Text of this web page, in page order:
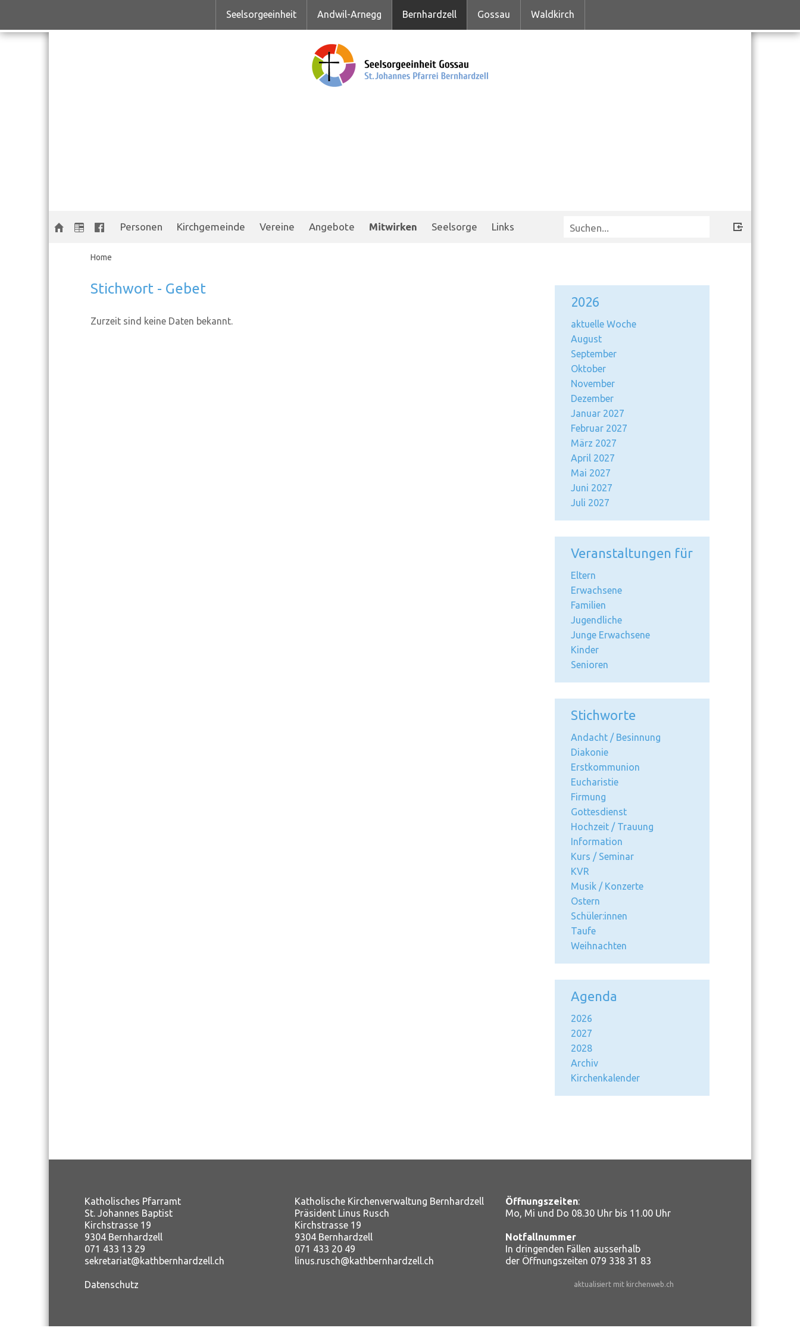
Seelsorgeeinheit Andwil-Arnegg Bernhardzell Gossau Waldkirch
Personen Kirchgemeinde Vereine Angebote Mitwirken Seelsorge Links
Home
2026
aktuelle Woche
August
September
Oktober
November
Dezember
Januar 2027
Februar 2027
März 2027
April 2027
Mai 2027
Juni 2027
Juli 2027
Veranstaltungen für
Eltern
Erwachsene
Familien
Jugendliche
Junge Erwachsene
Kinder
Senioren
Stichworte
Andacht / Besinnung
Diakonie
Erstkommunion
Eucharistie
Firmung
Gottesdienst
Hochzeit / Trauung
Information
Kurs / Seminar
KVR
Musik / Konzerte
Ostern
Schüler:innen
Taufe
Weihnachten
Agenda
2026
2027
2028
Archiv
Kirchenkalender
Stichwort - Gebet
Zurzeit sind keine Daten bekannt.
Katholisches Pfarramt
St. Johannes Baptist
Kirchstrasse 19
9304 Bernhardzell
071 433 13 29
sekretariat@kathbernhardzell.ch
Datenschutz
Katholische Kirchenverwaltung Bernhardzell
Präsident Linus Rusch
Kirchstrasse 19
9304 Bernhardzell
071 433 20 49
linus.rusch@kathbernhardzell.ch
Öffnungszeiten:
Mo, Mi und Do 08.30 Uhr bis 11.00 Uhr
Notfallnummer
In dringenden Fällen ausserhalb
der Öffnungszeiten 079 338 31 83
aktualisiert mit kirchenweb.ch